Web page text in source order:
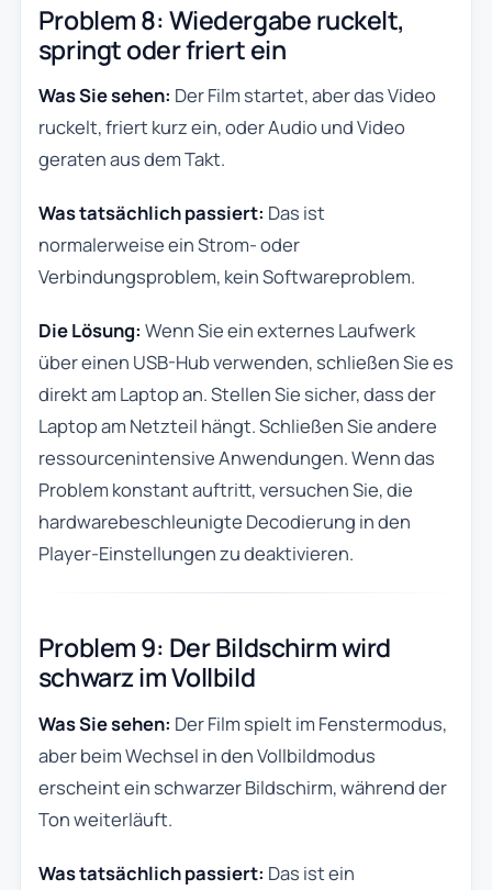
Problem 8: Wiedergabe ruckelt,
springt oder friert ein
Was Sie sehen: Der Film startet, aber das Video
ruckelt, friert kurz ein, oder Audio und Video
geraten aus dem Takt.
Was tatsächlich passiert: Das ist
normalerweise ein Strom- oder
Verbindungsproblem, kein Softwareproblem.
Die Lösung: Wenn Sie ein externes Laufwerk
über einen USB-Hub verwenden, schließen Sie es
direkt am Laptop an. Stellen Sie sicher, dass der
Laptop am Netzteil hängt. Schließen Sie andere
ressourcenintensive Anwendungen. Wenn das
Problem konstant auftritt, versuchen Sie, die
hardwarebeschleunigte Decodierung in den
Player-Einstellungen zu deaktivieren.
Problem 9: Der Bildschirm wird
schwarz im Vollbild
Was Sie sehen: Der Film spielt im Fenstermodus,
aber beim Wechsel in den Vollbildmodus
erscheint ein schwarzer Bildschirm, während der
Ton weiterläuft.
Was tatsächlich passiert: Das ist ein